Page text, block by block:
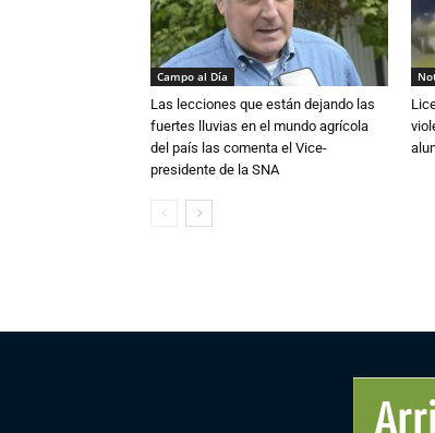
Campo al Día
Las lecciones que están dejando las
fuertes lluvias en el mundo agrícola
del país las comenta el Vice-
presidente de la SNA